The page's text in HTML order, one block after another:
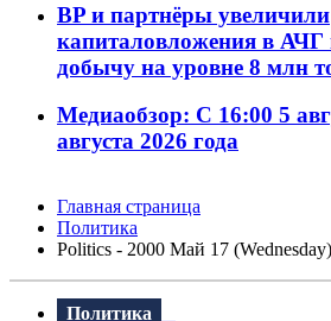
BP и партнёры увеличили
капиталовложения в АЧГ
добычу на уровне 8 млн
Медиаобзор: С 16:00 5
августа 2026 года
Главная страница
Политика
Politics - 2000 Май 17 (Wednesday)
Политика